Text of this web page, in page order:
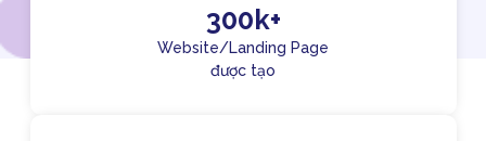
300k+
Website/Landing Page
được tạo